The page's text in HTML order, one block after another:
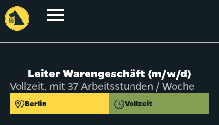
Leiter Warengeschäft (m/w/d)
Vollzeit, mit 37 Arbeitsstunden / Woche
Berlin Vollzeit